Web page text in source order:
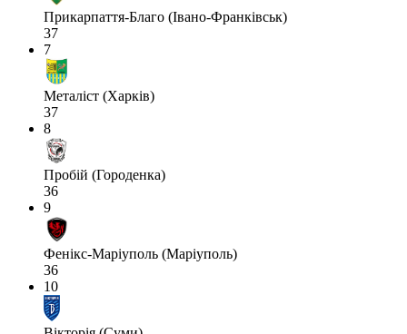
Прикарпаття-Благо (Івано-Франківськ)
37
7
Металіст (Харків)
37
8
Пробій (Городенка)
36
9
Фенікс-Маріуполь (Маріуполь)
36
10